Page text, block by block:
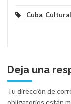
Cuba,
Deja una
Tu dirección de
obligatorios están